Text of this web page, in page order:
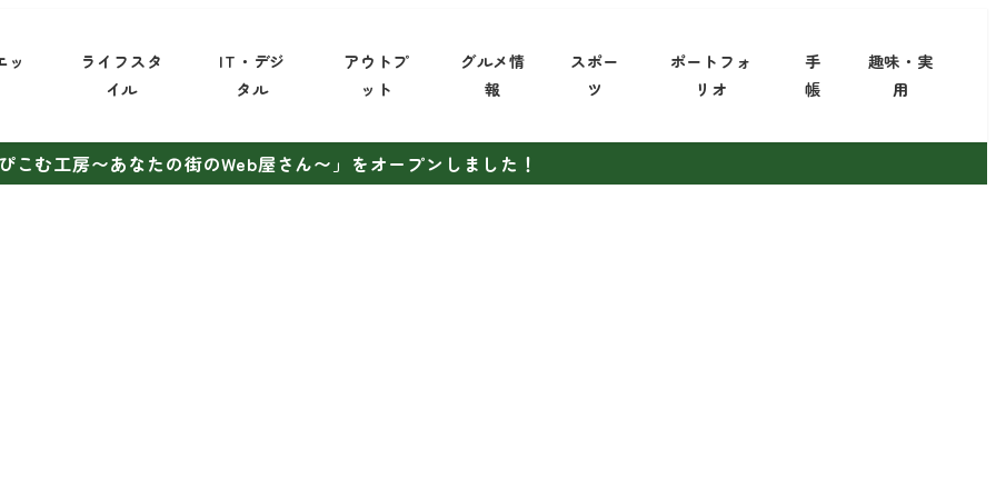
ッ
ライフスタ
イル
IT・デジ
タル
アウトプ
ット
グルメ情
報
スポー
ツ
ポートフォ
リオ
手
帳
趣味・実
用
こむ工房〜あなたの街のWeb屋さん〜」をオープンしました！